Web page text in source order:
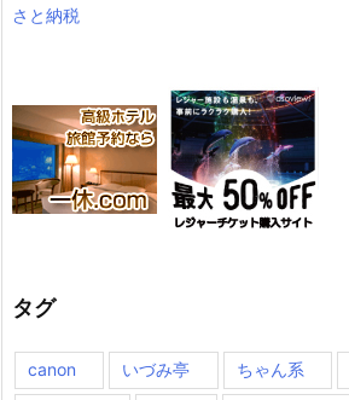
さと納税
タグ
canon いづみ亭 ちゃん系